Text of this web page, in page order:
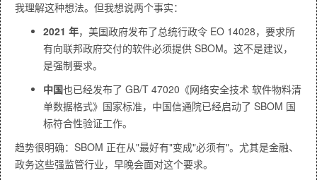
我理解这种想法。但我想说两个事实：
2021 年，美国政府发布了总统行政令 EO 14028，要求所
有向联邦政府交付的软件必须提供 SBOM。这不是建议，
是强制要求。
中国也已经发布了 GB/T 47020《网络安全技术 软件物料清
单数据格式》国家标准，中国信通院已经启动了 SBOM 国
标符合性验证工作。
趋势很明确：SBOM 正在从"最好有"变成"必须有"。尤其是金融、
政务这些强监管行业，早晚会面对这个要求。